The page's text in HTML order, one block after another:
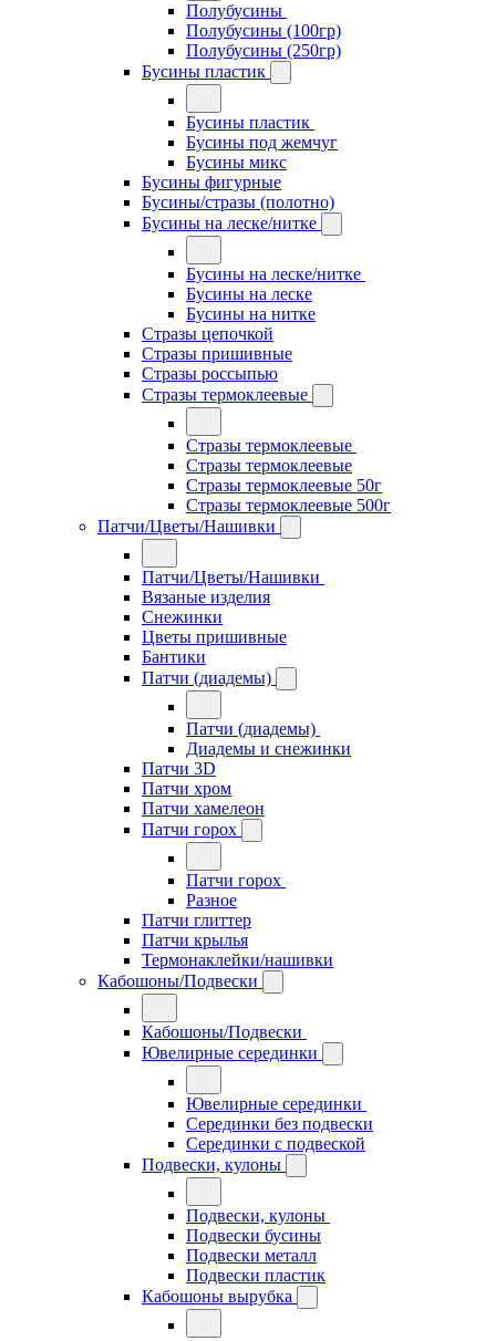
Полубусины
Полубусины (100гр)
Полубусины (250гр)
Бусины пластик
Бусины пластик
Бусины под жемчуг
Бусины микс
Бусины фигурные
Бусины/стразы (полотно)
Бусины на леске/нитке
Бусины на леске/нитке
Бусины на леске
Бусины на нитке
Стразы цепочкой
Стразы пришивные
Стразы россыпью
Стразы термоклеевые
Стразы термоклеевые
Стразы термоклеевые
Стразы термоклеевые 50г
Стразы термоклеевые 500г
Патчи/Цветы/Нашивки
Патчи/Цветы/Нашивки
Вязаные изделия
Снежинки
Цветы пришивные
Бантики
Патчи (диадемы)
Патчи (диадемы)
Диадемы и снежинки
Патчи 3D
Патчи хром
Патчи хамелеон
Патчи горох
Патчи горох
Разное
Патчи глиттер
Патчи крылья
Термонаклейки/нашивки
Кабошоны/Подвески
Кабошоны/Подвески
Ювелирные серединки
Ювелирные серединки
Серединки без подвески
Серединки с подвеской
Подвески, кулоны
Подвески, кулоны
Подвески бусины
Подвески металл
Подвески пластик
Кабошоны вырубка